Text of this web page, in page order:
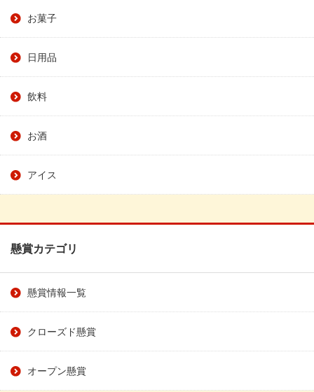
お菓子
日用品
飲料
お酒
アイス
懸賞カテゴリ
懸賞情報一覧
クローズド懸賞
オープン懸賞